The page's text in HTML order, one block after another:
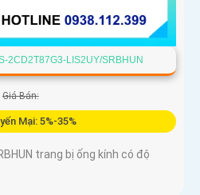
2CD2T87G3-LIS2UY/SRBHUN
Giá Bán:
Mại: 5%-35%
trang bị ống kính có độ